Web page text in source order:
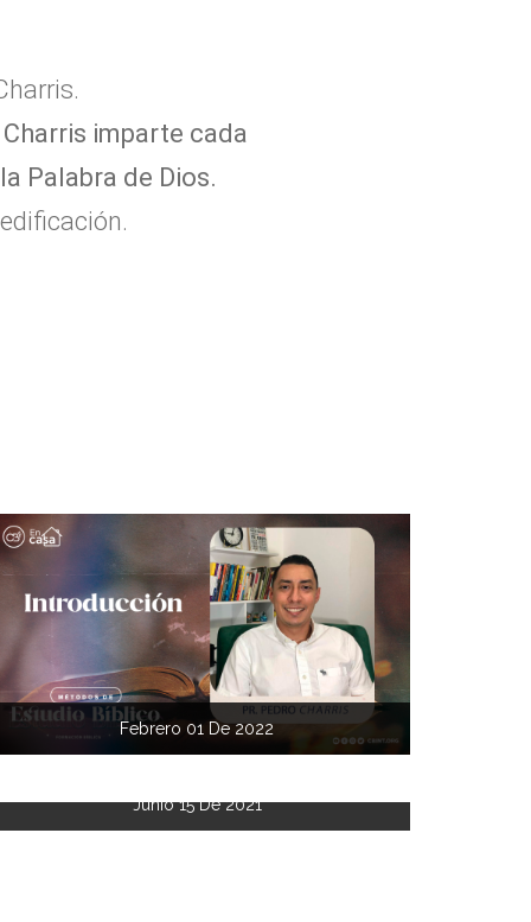
imparte cada
Palabra de Dios.
Febrero 01 De 2022
Junio 15 De 2021